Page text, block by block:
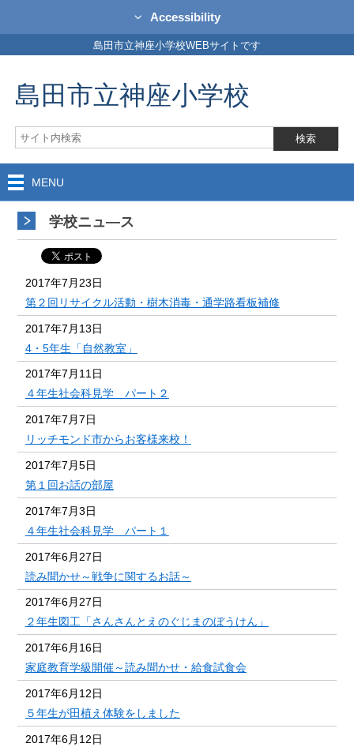
Accessibility
島田市立神座小学校WEBサイトです
島田市立神座小学校
MENU
学校ニュ―ス
2017年7月23日
第２回リサイクル活動・樹木消毒・通学路看板補修
2017年7月13日
4・5年生「自然教室」
2017年7月11日
４年生社会科見学 パート２
2017年7月7日
リッチモンド市からお客様来校！
2017年7月5日
第１回お話の部屋
2017年7月3日
４年生社会科見学 パート１
2017年6月27日
読み聞かせ～戦争に関するお話～
2017年6月27日
２年生図工「さんさんとえのぐじまのぼうけん」
2017年6月16日
家庭教育学級開催～読み聞かせ・給食試食会
2017年6月12日
５年生が田植え体験をしました
2017年6月12日